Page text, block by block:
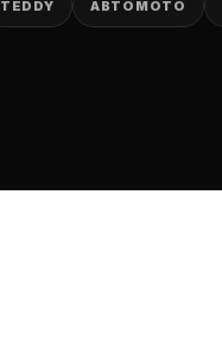
TEDDY АВТОМОТО